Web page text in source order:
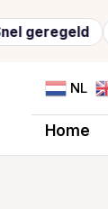
Geen
NL
Home